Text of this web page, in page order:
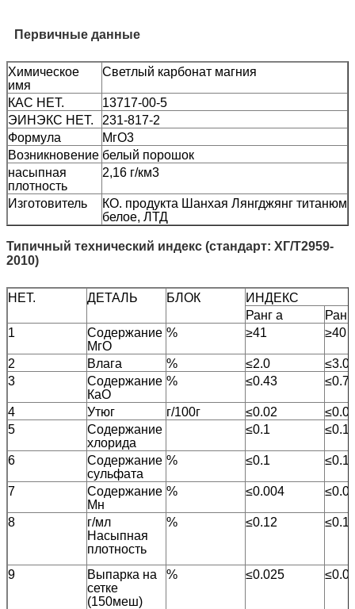
Первичные данные
Химическое
имя
Светлый карбонат магния
КАС НЕТ.
13717-00-5
ЭИНЭКС НЕТ.
231-817-2
Формула
МгО3
Возникновение белый порошок
насыпная
плотность
2,16 г/км3
Изготовитель
КО. продукта Шанхая Лянгджянг титанюм
белое, ЛТД
Типичный технический индекс (стандарт: ХГ/Т2959-
2010)
НЕТ. ДЕТАЛЬ БЛОК
ИНДЕКС
Ранг а
Ранг
1
Содержание
МгО
% ≥41 ≥40
2 Влага % ≤2.0
≤3.0
3
Содержание
КаО
% ≤0.43 ≤0.7
4 Утюг г/100г ≤0.02
5
Содержание
хлорида
≤0.1
6
Содержание
сульфата
% ≤0.1
7
Содержание
Мн
% ≤0.004
8
г/мл
Насыпная
плотность
% ≤0.12
9
Выпарка на
сетке
(150меш)
% ≤0.025